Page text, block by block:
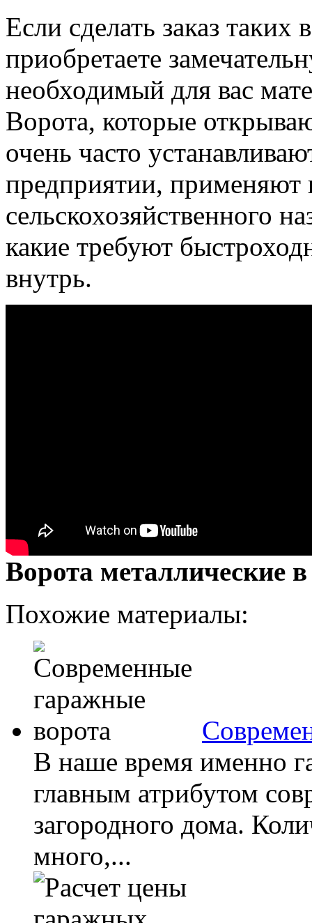
Если сделать заказ
приобретаете
необходимый для вас
Ворота, которые
очень часто
предприятии, применяют
сельскохозяйственного
какие требуют
внутрь.
Ворота металлические
Похожие материалы:
В наше время именно
главным атрибутом
загородного дома.
много,...